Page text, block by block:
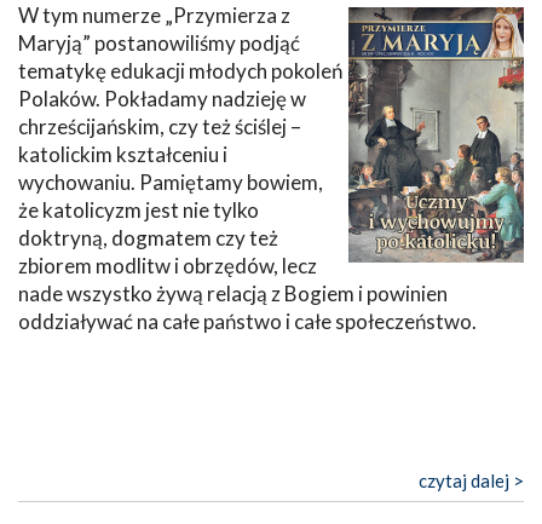
W tym numerze „Przymierza z
Maryją” postanowiliśmy podjąć
tematykę edukacji młodych pokoleń
Polaków. Pokładamy nadzieję w
chrześcijańskim, czy też ściślej –
katolickim kształceniu i
wychowaniu. Pamiętamy bowiem,
że katolicyzm jest nie tylko
doktryną, dogmatem czy też
zbiorem modlitw i obrzędów, lecz
nade wszystko żywą relacją z Bogiem i powinien
oddziaływać na całe państwo i całe społeczeństwo.
czytaj dalej >